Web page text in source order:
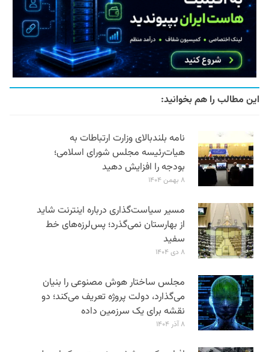
این مطالب را هم بخوانید:
نامه بلندبالای وزارت ارتباطات به
هیات‌رئیسه مجلس شورای اسلامی؛
بودجه را افزایش دهید
۸ بهمن ۱۴۰۴
مسیر سیاست‌گذاری درباره اینترنت شاید
از بهارستان نمی‌گذرد؛ پس‌لرزه‌های خط
سفید
۸ دی ۱۴۰۴
مجلس ساختار هوش مصنوعی را بنیان
می‌گذارد، دولت پروژه تعریف می‌کند؛ دو
نقشه برای یک سرزمین داده
۸ آذر ۱۴۰۴